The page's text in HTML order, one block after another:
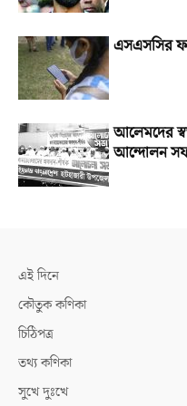
এসএসসির
আলেমদের
আন্দোলন
এই দিনে
কৌতুক কণিকা
চিঠিপত্র
তথ্য কণিকা
সুখে দুঃখে